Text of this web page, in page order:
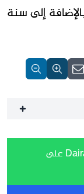
إلى سنة
تابع آخر الأخبار من الدائرة نيوز _ Dairanews على